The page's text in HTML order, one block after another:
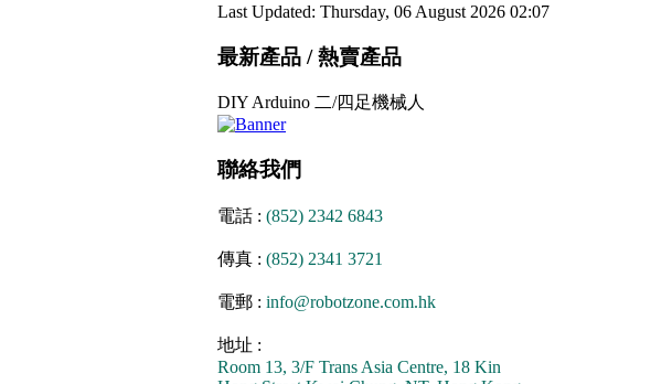
Last Updated: Thursday, 06 August 2026 02:07
最新產品 / 熱賣產品
DIY Arduino 二/四足機械人
聯絡我們
電話 : (852) 2342 6843
傳真 : (852) 2341 3721
電郵 : info@robotzone.com.hk
地址 :
Room 13, 3/F Trans Asia Centre, 18 Kin